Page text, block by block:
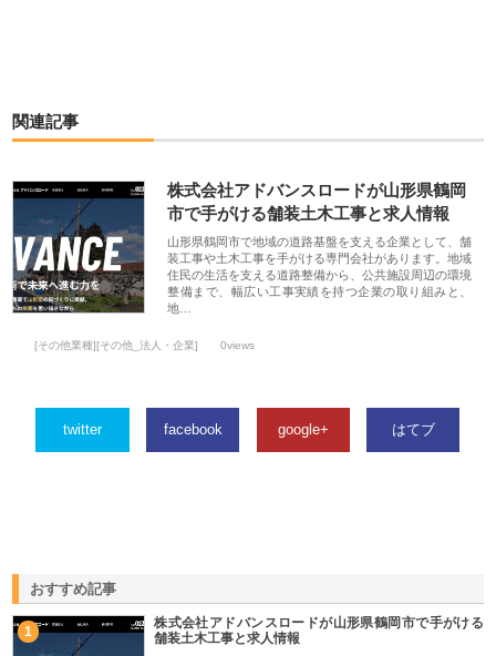
関連記事
株式会社アドバンスロードが山形県鶴岡
市で手がける舗装土木工事と求人情報
山形県鶴岡市で地域の道路基盤を支える企業として、舗
装工事や土木工事を手がける専門会社があります。地域
住民の生活を支える道路整備から、公共施設周辺の環境
整備まで、幅広い工事実績を持つ企業の取り組みと、
地…
[その他業種][その他_法人・企業] 0views
twitter facebook google+ はてブ
おすすめ記事
1
株式会社アドバンスロードが山形県鶴岡市で手がける
舗装土木工事と求人情報